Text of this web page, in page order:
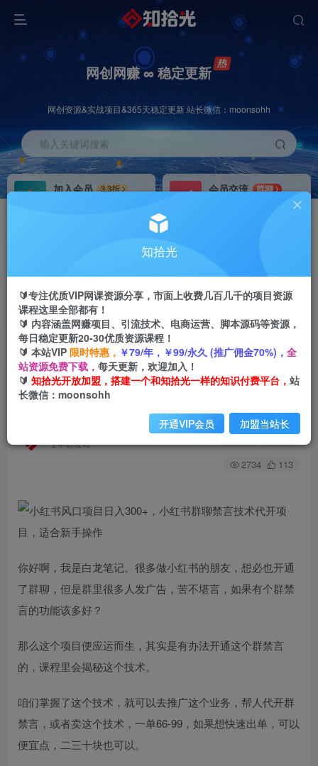
网创网赚 ∞ 稳定更新
网创资源&实战项目&365天稳定更新 站长微信：moonsohh
输入关键词搜索
加入会员
3.3折
会员交流
群聊
首页 创业课程 会员免费 正文
小红书风口项目日入300+，小红书群聊禁言技术
代开项目，适合新手操作
2年前发布
关注 私信
2734 113
你好啊，我是白龙笔记。很多做小红书的朋友，想必也开通
了群聊，但是群里很多人发广告，苦不堪言，如果有个群禁
言的功能该多好？
那么这个项目便应运而生，其实是有办法开通这个群禁言
的，课程里会揭秘这个技术。
咱们掌握了这个技术，就可以去推广这个业务，帮人代开群
禁言，或者卖这个技术，一单66-99，如果想快速出单，可以
便宜点，二三十块也可以。
知拾光
🔰专注优质VIP网课资源分享，市面上收费几百几千的项目资源
课程这里全部都有！
🔰 内容涵盖网赚项目、引流技术、电商运营、脚本源码等资源，
每日稳定更新20-30优质资源课程！
🔰 本站VIP 限时特惠， ￥79/年，￥99/永久 (推广佣金70%)， 全
站资源免费下载， 每天更新，欢迎加入！
🔰 知拾光开放加盟，搭建一个和知拾光一样的知识付费平台， 站
长微信：moonsohh
开通VIP会员 加盟当站长